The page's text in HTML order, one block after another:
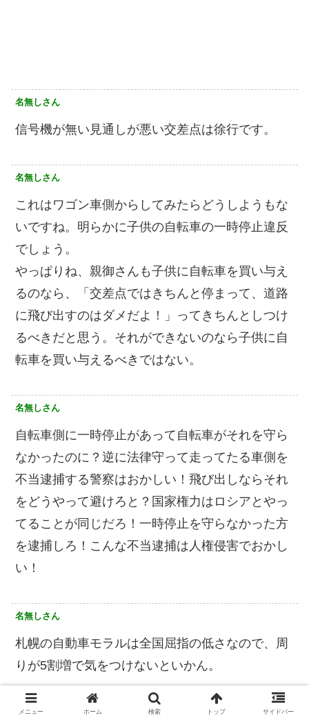
名無しさん
信号機が無い見通しが悪い交差点は徐行です。
名無しさん
これはワゴン車側からしてみたらどうしようもな
いですね。明らかに子供の自転車の一時停止違反
でしょう。
やっぱりね、親御さんも子供に自転車を買い与え
るのなら、「交差点ではきちんと停まって、道路
に飛び出すのはダメだよ！」ってきちんとしつけ
るべきだと思う。それができないのなら子供に自
転車を買い与えるべきではない。
名無しさん
自転車側に一時停止があって自転車がそれを守ら
なかったのに？逆に法律守って走ってたる車側を
不当逮捕する警察はおかしい！飛び出しならそれ
をどうやって避けろと？国家権力はロシアとやっ
てることが同じだろ！一時停止を守らなかった方
を逮捕しろ！こんな不当逮捕は人権侵害でおかし
い！
名無しさん
札幌の自動車モラルは全国屈指の低さなので、周
りが5割増で気をつけないといかん。
名無しさん
メニュー ホーム 検索 トップ サイドバー